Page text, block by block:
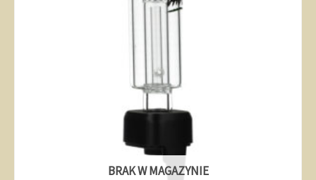
BRAK W MAGAZYNIE